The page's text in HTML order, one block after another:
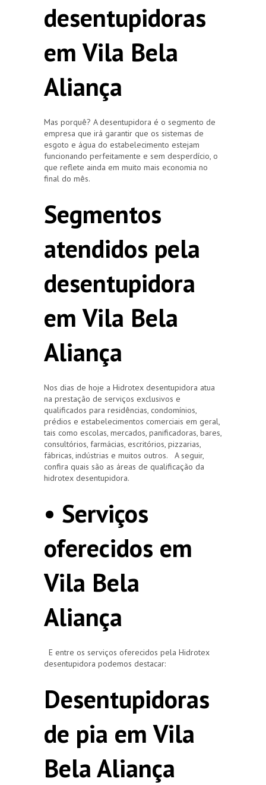
desentupidoras
em Vila Bela
Aliança
Mas porquê? A desentupidora é o segmento de
empresa que irá garantir que os sistemas de
esgoto e água do estabelecimento estejam
funcionando perfeitamente e sem desperdício, o
que reflete ainda em muito mais economia no
final do mês.
Segmentos
atendidos pela
desentupidora
em Vila Bela
Aliança
Nos dias de hoje a Hidrotex desentupidora atua
na prestação de serviços exclusivos e
qualificados para residências, condomínios,
prédios e estabelecimentos comerciais em geral,
tais como escolas, mercados, panificadoras, bares,
consultórios, farmácias, escritórios, pizzarias,
fábricas, indústrias e muitos outros. A seguir,
confira quais são as áreas de qualificação da
hidrotex desentupidora.
• Serviços
oferecidos em
Vila Bela
Aliança
E entre os serviços oferecidos pela Hidrotex
desentupidora podemos destacar:
Desentupidoras
de pia em Vila
Bela Aliança